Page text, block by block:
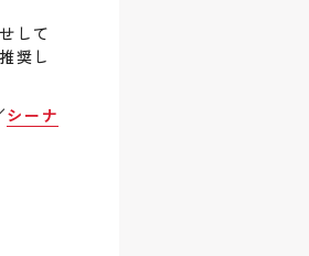
して
奨し
シーナ